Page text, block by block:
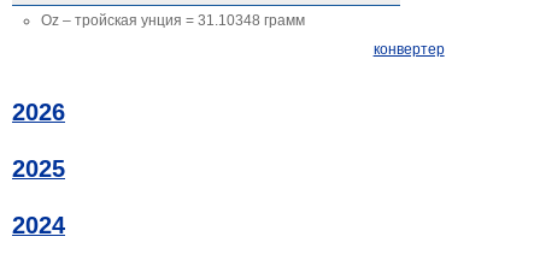
Oz – тройская унция = 31.10348 грамм
конвертер
2026
2025
2024